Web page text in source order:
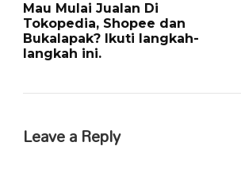
Mau Mulai Jualan Di
Tokopedia, Shopee dan
Bukalapak? Ikuti langkah-
langkah ini.
Leave a Reply